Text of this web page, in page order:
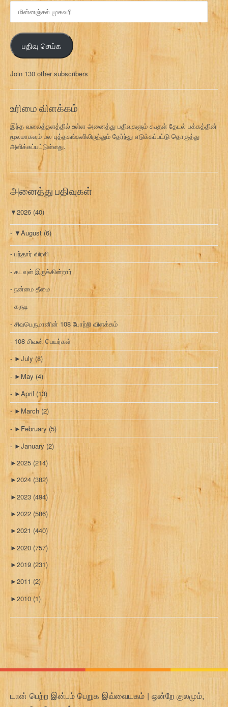
மி
ஞ்
ச
ல்
க
வ
பதிவு செய்க
Join 130 other subscribers
உரிமை விளக்கம்
இந்த வலைத்தளத்தில் உள்ள அனைத்து பதிவுகளும் கூகுள் தேடல் பக்கத்தின்
மூலமாகவும் பல புத்தகங்களிலிருந்தும் தேர்ந்து எடுக்கப்பட்டு தொகுத்து
அளிக்கப்பட்டுள்ளது.
அனைத்து பதிவுகள்
▼2026 (40)
▼August (6)
பந்தார் விரலி
கடவுள் இருக்கின்றார்
நன்மை தீமை
கருடி
சிவபெருமானின் 108 போற்றி விளக்கம்
108 சிவன் பெயர்கள்
►July (8)
► May (4)
►April (13)
► March(2)
► February (5)
►January (2)
►2025 (214)
►2024 (382)
►2023 (494)
►2022 (586)
►2021 (440)
►2020 (757)
►2019 (231)
►2011 (2)
►2010 (1)
யான் பெற்ற இன்பம் பெறுக இவ்வையகம் | ஒன்றே குலமும்,